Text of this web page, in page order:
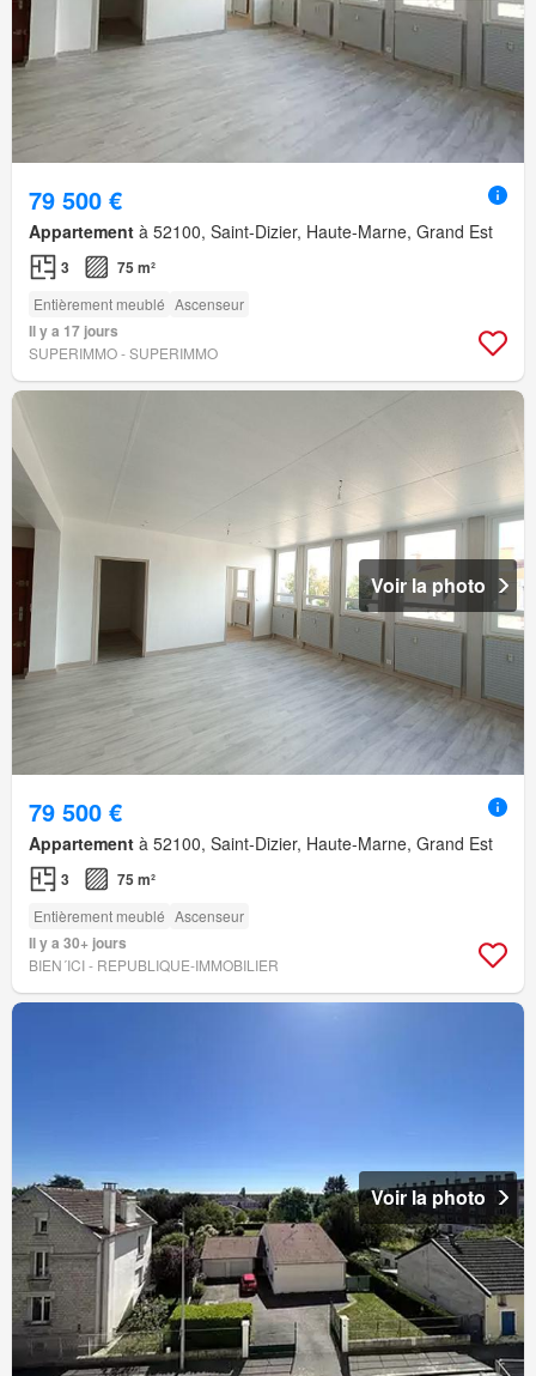
79 500 €
Appartement à 52100, Saint-Dizier, Haute-Marne, Grand Est
3 75 m²
Entièrement meublé Ascenseur
Il y a 17 jours
SUPERIMMO - SUPERIMMO
Voir la photo
79 500 €
Appartement à 52100, Saint-Dizier, Haute-Marne, Grand Est
3 75 m²
Entièrement meublé Ascenseur
Il y a 30+ jours
BIEN´ICI - REPUBLIQUE-IMMOBILIER
Voir la photo